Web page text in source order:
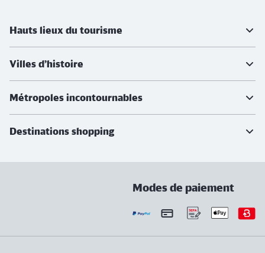
Hauts lieux du tourisme
Villes d’histoire
Métropoles incontournables
Destinations shopping
Modes de paiement